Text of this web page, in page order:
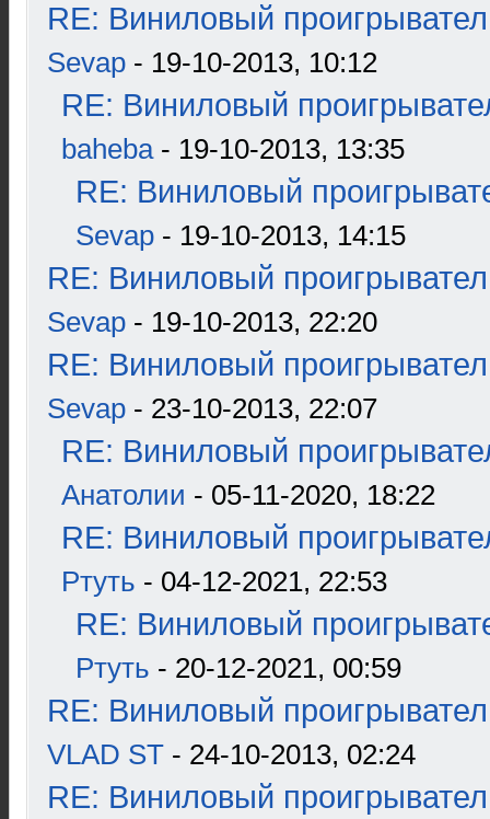
RE: Виниловый
Sevap - 19-10-2013, 10:12
RE: Виниловый
baheba- 19-10-2013, 13:35
RE: Виниловый
Sevap - 19-10-2013, 14:15
RE: Виниловый
Sevap - 19-10-2013, 22:20
RE: Виниловый
Sevap - 23-10-2013, 22:07
RE: Виниловый
Анатолии - 05-11-2020, 18:22
RE: Виниловый
Ртуть - 04-12-2021, 22:53
RE: Виниловый
Ртуть - 20-12-2021, 00:59
RE: Виниловый
VLAD ST - 24-10-2013, 02:24
RE: Виниловый